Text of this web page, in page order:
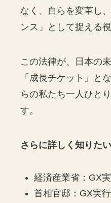
なく、自らを変革し
ンス」として捉える
この法律が、日本の
「成長チケット」と
らの私たち一人ひと
す。
さらに詳しく知りた
経済産業省：GX
首相官邸：GX実